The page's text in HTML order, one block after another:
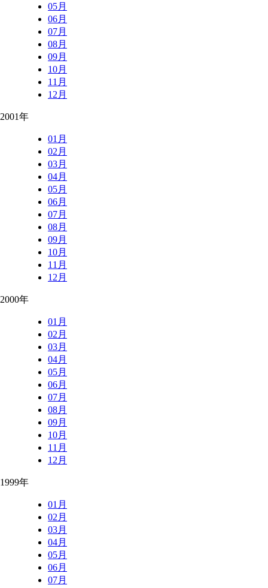
05月
06月
07月
08月
09月
10月
11月
12月
2001年
01月
02月
03月
04月
05月
06月
07月
08月
09月
10月
11月
12月
2000年
01月
02月
03月
04月
05月
06月
07月
08月
09月
10月
11月
12月
1999年
01月
02月
03月
04月
05月
06月
07月